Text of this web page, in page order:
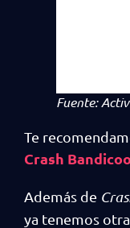
Fuente:
Te
Crash
Además de
ya tenemos